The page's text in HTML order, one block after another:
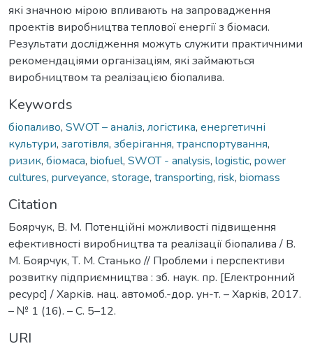
які значною мірою впливають на запровадження
проектів виробництва теплової енергії з біомаси.
Результати дослідження можуть служити практичними
рекомендаціями організаціям, які займаються
виробництвом та реалізацією біопалива.
Keywords
біопаливо, SWOT – аналіз, логістика, енергетичні
культури, заготівля, зберігання, транспортування,
ризик, біомаса, biofuel, SWOT - analysis, logistic, power
cultures, purveyance, storage, transporting, risk, biomass
Citation
Боярчук, В. М. Потенційні можливості підвищення
ефективності виробництва та реалізації біопалива / В.
М. Боярчук, Т. М. Станько // Проблеми і перспективи
розвитку підприємництва : зб. наук. пр. [Електронний
ресурс] / Харків. нац. автомоб.-дор. ун-т. – Харкiв, 2017.
– № 1 (16). – С. 5–12.
URI